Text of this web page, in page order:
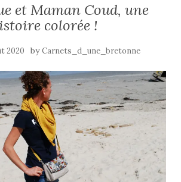
et Maman Coud, une
colorée !
2020 byCarnets_d_une_bretonne